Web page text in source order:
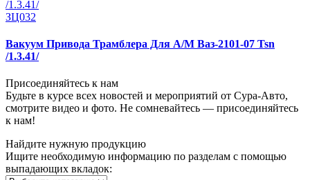
ЗЦ032
Вакуум Привода Трамблера Для А/М Ваз-2101-07 Tsn
/1.3.41/
Присоединяйтесь к нам
Будьте в курсе всех новостей и мероприятий от Сура-Авто,
смотрите видео и фото. Не сомневайтесь — присоединяйтесь
к нам!
Найдите нужную продукцию
Ищите необходимую информацию по разделам с помощью
выпадающих вкладок: